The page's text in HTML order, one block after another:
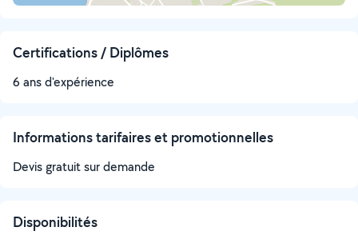
Certifications / Diplômes
6 ans d'expérience
Informations tarifaires et promotionnelles
Devis gratuit sur demande
Disponibilités